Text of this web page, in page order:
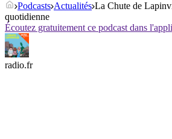
Podcasts Actualités La Chute de
quotidienne
Écoutez gratuitement ce podcast dans
radio.fr